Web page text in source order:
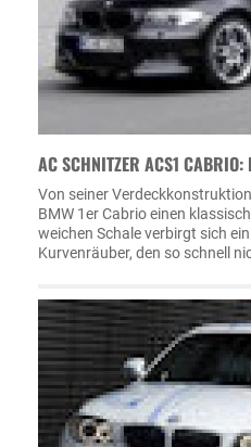
AC SCHNITZER ACS1
Von seiner
BMW 1er Cabrio einen
weichen Schale verbirgt sich
Kurvenräuber, den so schnell